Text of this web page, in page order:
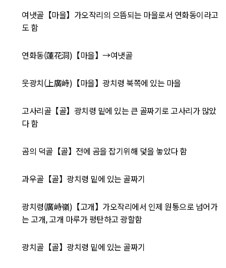
여냇골【마을】가오작리의 으뜸되는 마을로서 연화동이라고
도 함
연화동(蓮花洞)【마을】→여냇골
웃광치(上廣峙)【마을】광치령 북쪽에 있는 마을
고사리골【골】광치령 밑에 있는 큰 골짜기로 고사리가 많았
다 함
곰의 덕골【골】전에 곰을 잡기위해 덫을 놓았다 함
과우골【골】광치령 밑에 있는 골짜기
광치령(廣峙嶺)【고개】가오작리에서 인제 원통으로 넘어가
는 고개, 고개 마루가 평탄하고 광할함
광치골【골】광치령 밑에 있는 골짜기